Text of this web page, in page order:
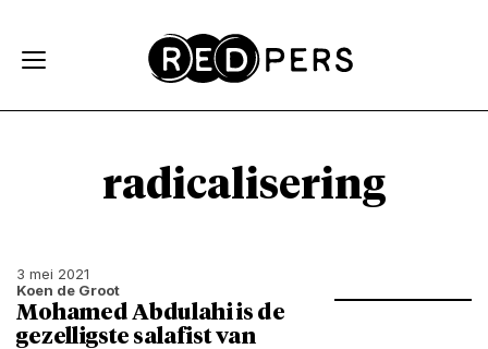
radicalisering
3 mei 2021
Koen de Groot
Mohamed Abdulahi is de
gezelligste salafist van